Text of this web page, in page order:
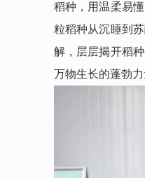
稻种，用温柔易
粒稻种从沉睡到
解，层层揭开稻
万物生长的蓬勃力